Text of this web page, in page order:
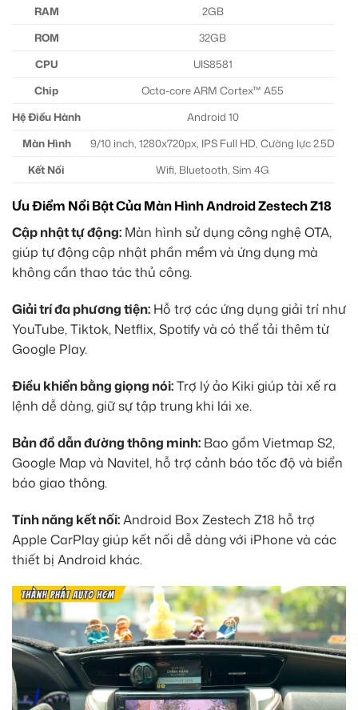
RAM
2GB
ROM
32GB
CPU
UIS8581
Chip
Octa-core ARM Cortex™ A55
Hệ Điều Hành
Android 10
Màn Hình
9/10 inch, 1280x720px, IPS Full HD, Cường lực 2.5D
Kết Nối
Wifi, Bluetooth, Sim 4G
Ưu Điểm Nổi Bật Của Màn Hình Android Zestech Z18
Cập nhật tự động: Màn hình sử dụng công nghệ OTA,
giúp tự động cập nhật phần mềm và ứng dụng mà
không cần thao tác thủ công.
Giải trí đa phương tiện: Hỗ trợ các ứng dụng giải trí như
YouTube, Tiktok, Netflix, Spotify và có thể tải thêm từ
Google Play.
Điều khiển bằng giọng nói:Trợ lý ảo Kiki giúp tài xế ra
lệnh dễ dàng, giữ sự tập trung khi lái xe.
Bản đồ dẫn đường thông minh: Bao gồm Vietmap S2,
Google Map và Navitel, hỗ trợ cảnh báo tốc độ và biển
báo giao thông.
Tính năng kết nối:Android Box Zestech Z18 hỗ trợ
Apple CarPlay giúp kết nối dễ dàng với iPhone và các
thiết bị Android khác.